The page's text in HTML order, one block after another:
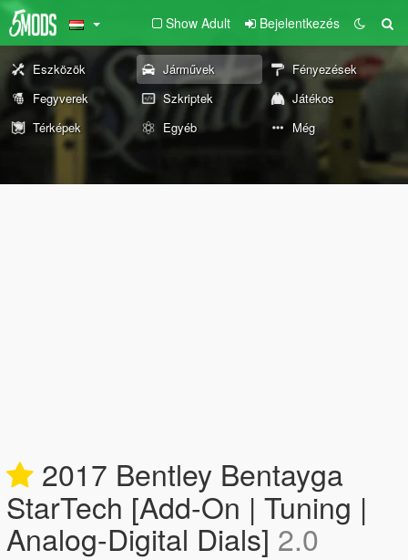
Show Adult Bejelentkezés
Eszközök Járművek
Fényezések
Fegyverek
Szkriptek
Játékos
Térképek
Egyéb Még
2017 Bentley Bentayga
StarTech [Add-On | Tuning |
Analog-Digital Dials] 2.0